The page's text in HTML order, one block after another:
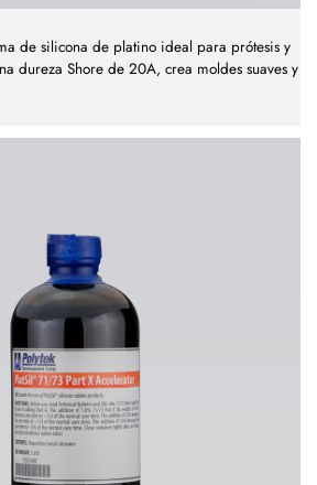
de silicona de platino ideal para prótesis y
dureza Shore de 20A, crea moldes suaves y